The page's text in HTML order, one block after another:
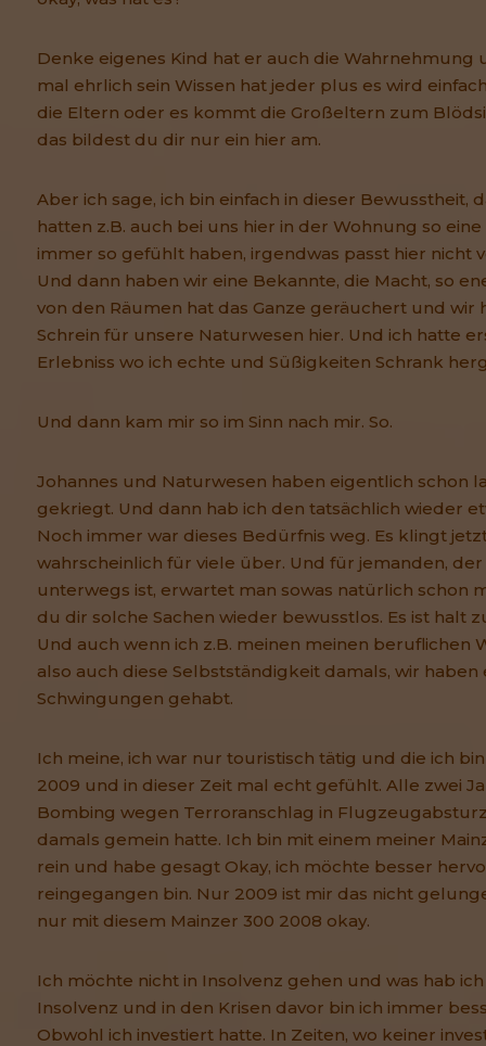
Denke eigenes Kind hat er auch die Wahrnehmung
mal ehrlich sein Wissen hat jeder plus es wird
die Eltern oder es kommt die Großeltern zum
das bildest du dir nur ein hier am.
Aber ich sage, ich bin einfach in dieser Bewusstheit,
hatten z.B. auch bei uns hier in der Wohnung so
immer so gefühlt haben, irgendwas passt hier nicht
Und dann haben wir eine Bekannte, die Macht, so
von den Räumen hat das Ganze geräuchert und wir
Schrein für unsere Naturwesen hier. Und ich hatte
Erlebniss wo ich echte und Süßigkeiten Schrank
Und dann kam mir so im Sinn nach mir. So.
Johannes und Naturwesen haben eigentlich schon
gekriegt. Und dann hab ich den tatsächlich wieder
Noch immer war dieses Bedürfnis weg. Es klingt
wahrscheinlich für viele über. Und für jemanden,
unterwegs ist, erwartet man sowas natürlich schon
du dir solche Sachen wieder bewusstlos. Es ist halt
Und auch wenn ich z.B. meinen meinen beruflichen
also auch diese Selbstständigkeit damals, wir haben
Schwingungen gehabt.
Ich meine, ich war nur touristisch tätig und die ich
2009 und in dieser Zeit mal echt gefühlt. Alle zwei
Bombing wegen Terroranschlag in
damals gemein hatte. Ich bin mit einem meiner
rein und habe gesagt Okay, ich möchte besser
reingegangen bin. Nur 2009 ist mir das nicht
nur mit diesem Mainzer 300 2008 okay.
Ich möchte nicht in Insolvenz gehen und was hab
Insolvenz und in den Krisen davor bin ich immer
Obwohl ich investiert hatte. In Zeiten, wo keiner